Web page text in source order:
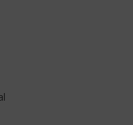
Lyrics)